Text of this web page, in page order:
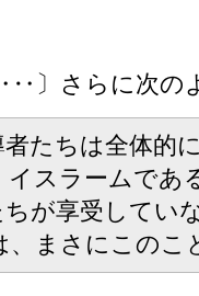
〕さらに次の
たちは全体的
スラームであ
が享受してい
、まさにこのこ